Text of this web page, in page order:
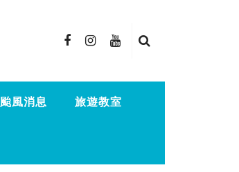
颱風消息 旅遊教室